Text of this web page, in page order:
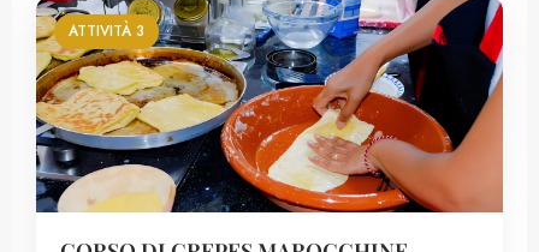
ATTIVITÀ 3